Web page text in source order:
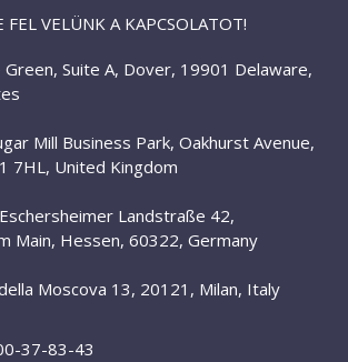
FEL VELÜNK A KAPCSOLATOT!
Green, Suite A, Dover, 19901 Delaware,
Mill Business Park, Oakhurst Avenue,
7HL, United Kingdom
Eschersheimer Landstraße 42,
Main, Hessen, 60322, Germany
Moscova 13, 20121, Milan, Italy
37-83-43